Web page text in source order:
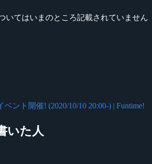
いてはいまのところ記載されていません
ベント開催! (2020/10/10 20:00-) | Funtime!
いた人